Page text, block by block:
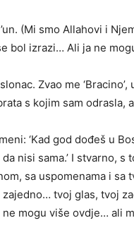
(Mi smo Allahovi i
bol izrazi… Ali ja ne
Zvao me
s kojim sam
‘Kad god dođeš u
nisi sama.’ I stvarno, s
sa uspomenama i sa
tvoj glas, tvoj
mogu više ovdje… ali